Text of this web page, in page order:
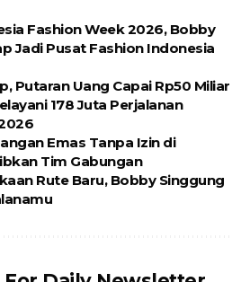
Fashion Week 2026, Bobby
Jadi Pusat Fashion Indonesia
Putaran Uang Capai Rp50 Miliar
178 Juta Perjalanan
Emas Tanpa Izin di
Tim Gabungan
Rute Baru, Bobby Singgung